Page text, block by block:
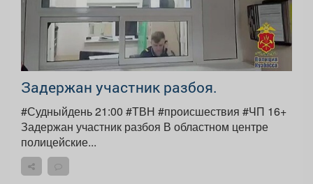
Задержан участник разбоя.
#Судныйдень 21:00 #ТВН #происшествия #ЧП 16+
Задержан участник разбоя В областном центре
полицейские...